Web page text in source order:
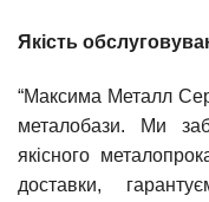
Якість
“Максима Металл
металобази. Ми
якісного
доставки,